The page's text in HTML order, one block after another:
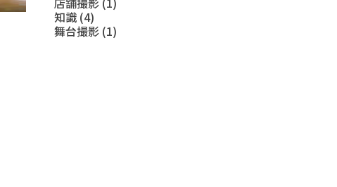
知識 (4)
舞台撮影 (1)